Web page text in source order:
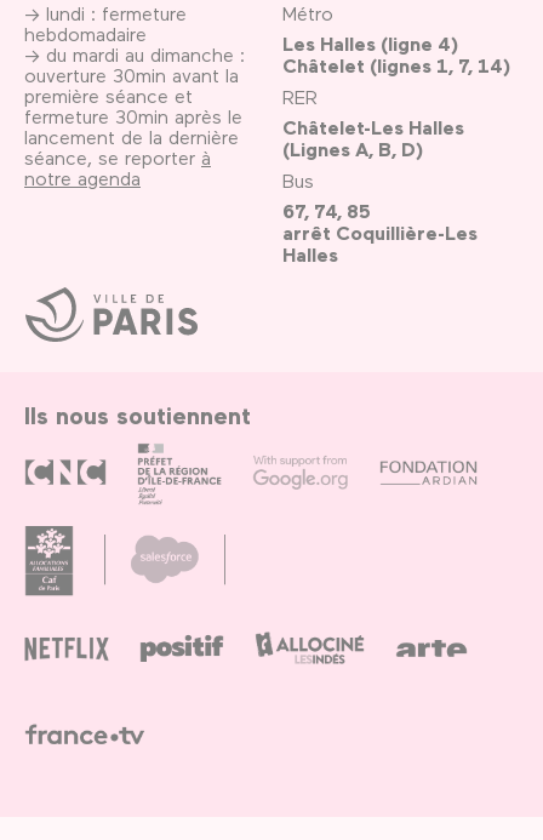
Ville
de
Paris
→ lundi : fermeture
hebdomadaire
→ du mardi au dimanche :
ouverture 30min avant la
première séance et
fermeture 30min après le
lancement de la dernière
séance, se reporter à
notre agenda
Métro
Les Halles (ligne 4)
Châtelet (lignes 1, 7, 14)
RER
Châtelet-Les Halles
(Lignes A, B, D)
Bus
67, 74, 85
arrêt Coquillière-Les
Halles
Ils nous soutiennent